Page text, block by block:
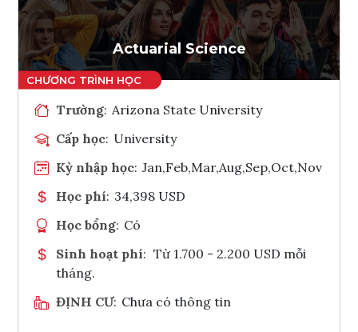
Tham vấn Interlink
Actuarial Science
Trường: Arizona State University
Cấp học: University
Kỳ nhập học: Jan,Feb,Mar,Aug,Sep,Oct,Nov
Học phí: 34,398 USD
Học bổng: Có
Sinh hoạt phí: Từ 1.700 - 2.200 USD mỗi
tháng.
ĐỊNH CƯ: Chưa có thông tin